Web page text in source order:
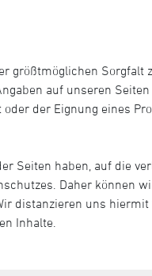
größtmöglichen Sorgfalt
auf unseren
der Eignung eines
Seiten haben, auf die
Daher können
distanzieren uns
Inhalte.